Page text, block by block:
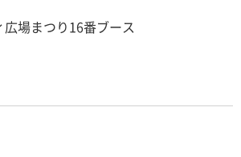
場まつり16番ブース